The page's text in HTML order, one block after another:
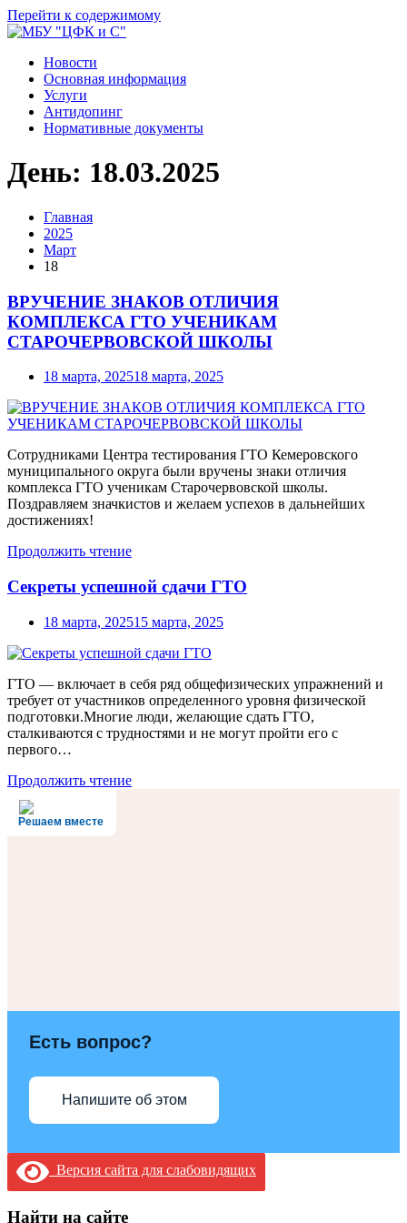
Перейти к содержимому
Новости
Основная информация
Услуги
Антидопинг
Нормативные документы
День: 18.03.2025
Главная
2025
Март
18
ВРУЧЕНИЕ ЗНАКОВ ОТЛИЧИЯ
КОМПЛЕКСА ГТО УЧЕНИКАМ
СТАРОЧЕРВОВСКОЙ ШКОЛЫ
18 марта, 202518 марта, 2025
Сотрудниками Центра тестирования ГТО Кемеровского
муниципального округа были вручены знаки отличия
комплекса ГТО ученикам Старочервовской школы.
Поздравляем значкистов и желаем успехов в дальнейших
достижениях!
Продолжить чтение
Секреты успешной сдачи ГТО
18 марта, 202515 марта, 2025
ГТО — включает в себя ряд общефизических упражнений и
требует от участников определенного уровня физической
подготовки.Многие люди, желающие сдать ГТО,
сталкиваются с трудностями и не могут пройти его с
первого…
Продолжить чтение
Решаем вместе
Есть вопрос?
Напишите об этом
Версия сайта для слабовидящих
Найти на сайте